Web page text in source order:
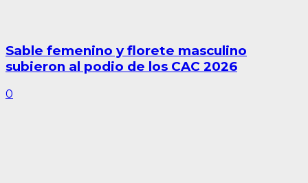
Sable femenino y florete masculino
subieron al podio de los CAC 2026
0